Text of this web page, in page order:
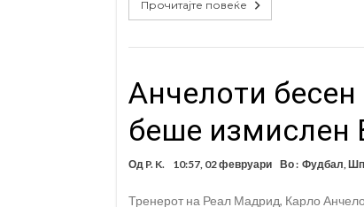
Прочитајте повеќе
Анчелоти
беше измислен
Од P. K. 10:57, 02 февруари Во : Фудбал
Тренерот на Реал Мадрид, Карло